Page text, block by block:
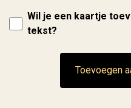
Wil je een kaartje
tekst?
Toevoegen